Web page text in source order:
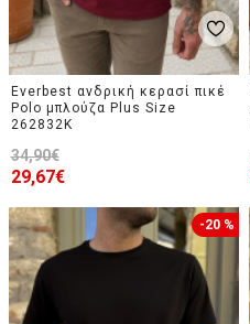
Everbest ανδρική κερασί πικέ
Polo μπλούζα Plus Size
262832K
29,67€
34,90€
-20 %